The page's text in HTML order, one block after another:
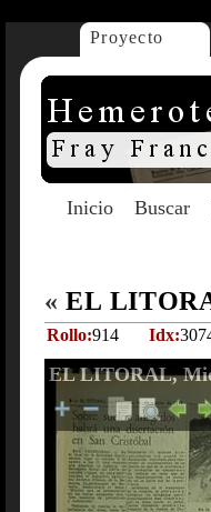
Proyecto
Inicio Buscar
« EL
Rollo:914 Idx:
EL LITORAL,